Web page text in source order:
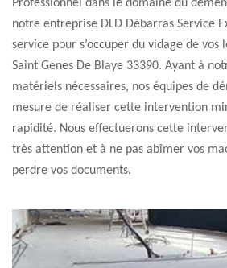
Professionnel dans le domaine du
notre entreprise DLD Débarras Service
service pour s’occuper du vidage de vos
Saint Genes De Blaye 33390. Ayant à
matériels nécessaires, nos équipes de
mesure de réaliser cette intervention
rapidité. Nous effectuerons cette
très attention et à ne pas abîmer vos
perdre vos documents.